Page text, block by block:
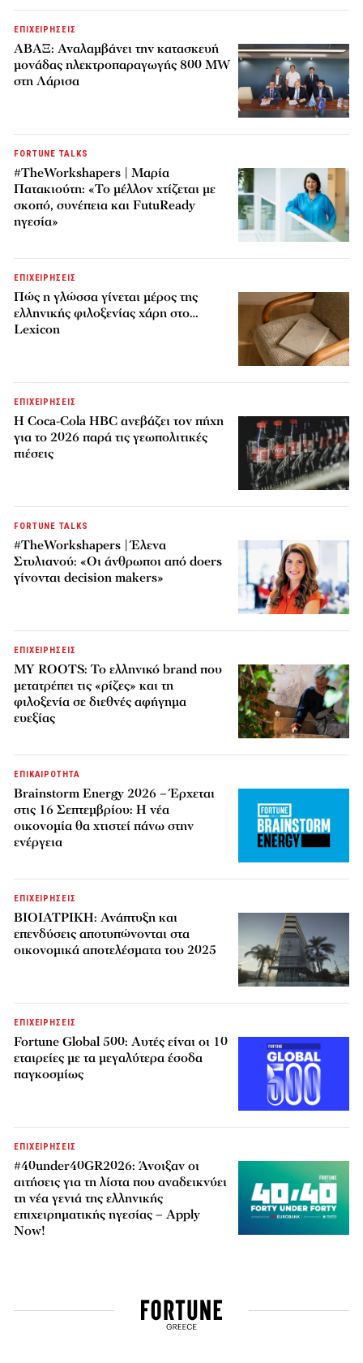
ΕΠΙΧΕΙΡΗΣΕΙΣ
ΑΒΑΞ: Αναλαμβάνει την κατασκευή
μονάδας ηλεκτροπαραγωγής 800 MW
στη Λάρισα
FORTUNE TALKS
#TheWorkshapers | Μαρία
Πατακιούτη: «Το μέλλον χτίζεται με
σκοπό, συνέπεια και FutuReady
ηγεσία»
ΕΠΙΧΕΙΡΗΣΕΙΣ
Πώς η γλώσσα γίνεται μέρος της
ελληνικής φιλοξενίας χάρη στο…
Lexicon
ΕΠΙΧΕΙΡΗΣΕΙΣ
Η Coca-Cola HBC ανεβάζει τον πήχη
για το 2026 παρά τις γεωπολιτικές
πιέσεις
FORTUNE TALKS
#TheWorkshapers | Έλενα
Στυλιανού: «Οι άνθρωποι από doers
γίνονται decision makers»
ΕΠΙΧΕΙΡΗΣΕΙΣ
MY ROOTS: Το ελληνικό brand που
μετατρέπει τις «ρίζες» και τη
φιλοξενία σε διεθνές αφήγημα
ευεξίας
ΕΠΙΚΑΙΡΟΤΗΤΑ
Brainstorm Energy 2026 – Έρχεται
στις 16 Σεπτεμβρίου: Η νέα
οικονομία θα χτιστεί πάνω στην
ενέργεια
ΕΠΙΧΕΙΡΗΣΕΙΣ
ΒΙΟΙΑΤΡΙΚΗ: Ανάπτυξη και
επενδύσεις αποτυπώνονται στα
οικονομικά αποτελέσματα του 2025
ΕΠΙΧΕΙΡΗΣΕΙΣ
Fortune Global 500: Αυτές είναι οι 10
εταιρείες με τα μεγαλύτερα έσοδα
παγκοσμίως
ΕΠΙΧΕΙΡΗΣΕΙΣ
#40under40GR2026: Άνοιξαν οι
αιτήσεις για τη λίστα που αναδεικνύει
τη νέα γενιά της ελληνικής
επιχειρηματικής ηγεσίας – Apply
Now!